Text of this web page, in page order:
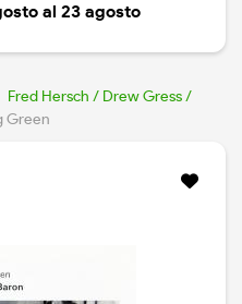
al 23 agosto
Fred Hersch / Drew Gress /
Green